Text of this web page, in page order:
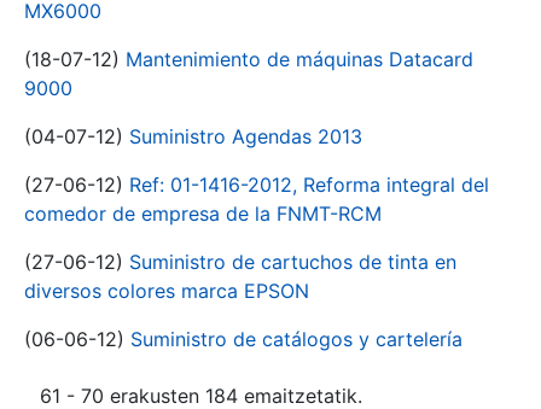
MX6000
(18-07-12) Mantenimiento de máquinas Datacard
9000
(04-07-12) Suministro Agendas 2013
(27-06-12) Ref: 01-1416-2012, Reforma integral del
comedor de empresa de la FNMT-RCM
(27-06-12) Suministro de cartuchos de tinta en
diversos colores marca EPSON
(06-06-12) Suministro de catálogos y cartelería
61 - 70 erakusten 184 emaitzetatik.